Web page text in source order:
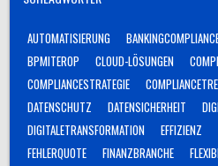
AUTOMATISIERUNG
BPMITEROP
CLOUD-LÖSUNGEN
COMPLIANCESTRATEGIE
DATENSCHUTZ
DATENSICHERHEIT
DIGITALETRANSFORMATION
EFFIZIENZ
FEHLERQUOTE
FINANZBRANCHE